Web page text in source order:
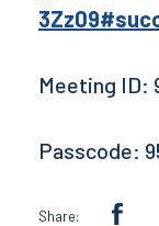
Meeting ID:
Passcode:
Share: